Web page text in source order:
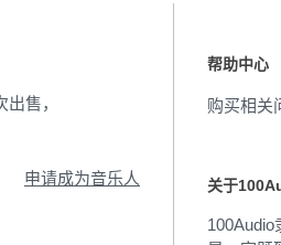
售，
申请成为音乐人
帮助中心
购买相关
关于
100Audio